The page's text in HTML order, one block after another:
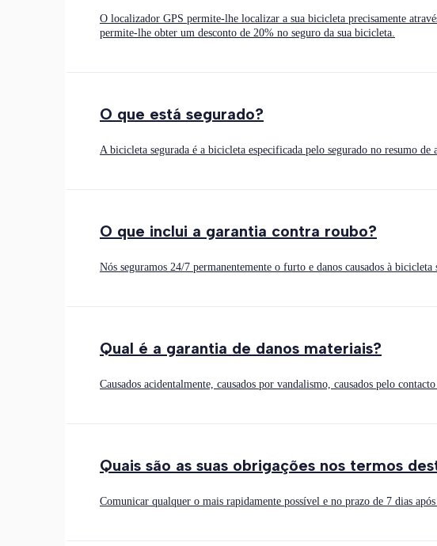
O localizador GPS permite-lhe localizar a sua bicicleta precisamente
permite-lhe obter um desconto de 20% no seguro da sua bicicleta.
O que está segurado?
A bicicleta segurada é a bicicleta especificada pelo segurado no resumo de
O que inclui a garantia contra roubo?
Nós seguramos 24/7 permanentemente o furto e danos causados à bicicleta
Qual é a garantia de danos materiais?
Causados acidentalmente, causados por vandalismo, causados pelo
Quais são as suas obrigações nos termos
Comunicar qualquer o mais rapidamente possível e no prazo de 7 dias após